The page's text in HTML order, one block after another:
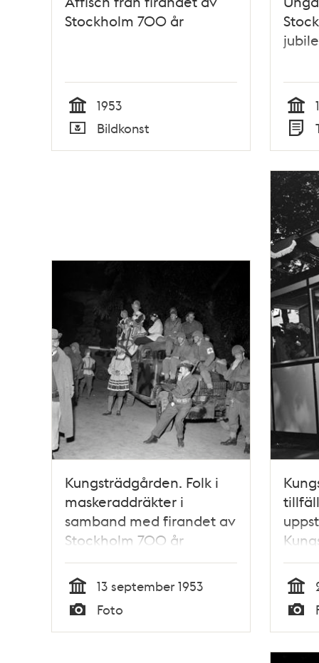
Stockholm 700 år
Tid
1953
Typ
Bildkonst Tid
Typ
Kungsträdgården. Folk i
maskeraddräkter i
samband med firandet av
Stockholm 700 år
Tid
13 september 1953
Typ
Foto Tid
Typ